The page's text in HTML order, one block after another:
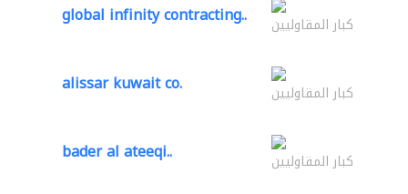
global infinity contracting.. كبار المقاوليين
alissar kuwait co. كبار المقاوليين
bader al ateeqi.. كبار المقاوليين